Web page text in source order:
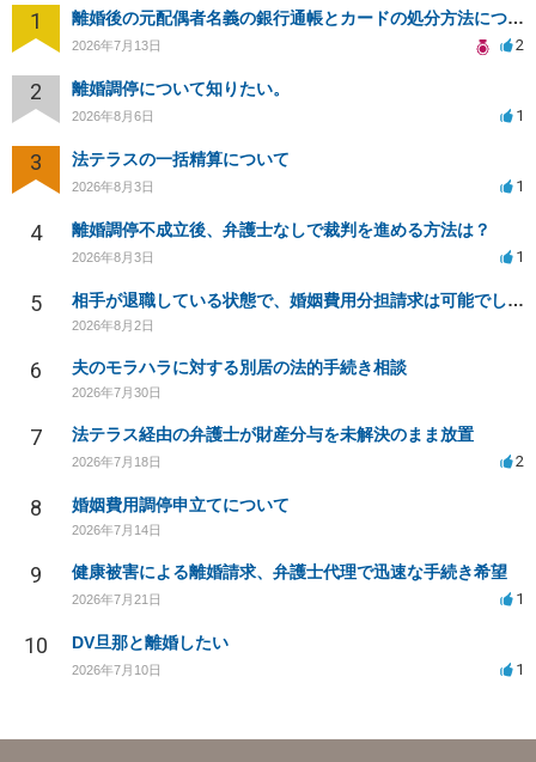
1 離婚後の元配偶者名義の銀行通帳とカードの処分方法について
2026年7月13日 2
2 離婚調停について知りたい。
2026年8月6日 1
3 法テラスの一括精算について
2026年8月3日 1
4 離婚調停不成立後、弁護士なしで裁判を進める方法は？
2026年8月3日 1
5 相手が退職している状態で、婚姻費用分担請求は可能でしょうか？
2026年8月2日
6 夫のモラハラに対する別居の法的手続き相談
2026年7月30日
7 法テラス経由の弁護士が財産分与を未解決のまま放置
2026年7月18日 2
8 婚姻費用調停申立てについて
2026年7月14日
9 健康被害による離婚請求、弁護士代理で迅速な手続き希望
2026年7月21日 1
10 DV旦那と離婚したい
2026年7月10日 1